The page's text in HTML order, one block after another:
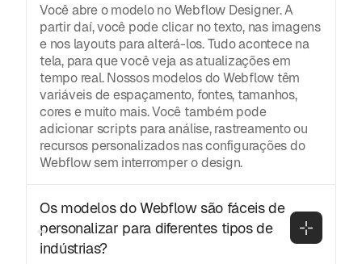
Você abre o modelo no Webflow Designer. A
partir daí, você pode clicar no texto, nas imagens
e nos layouts para alterá-los. Tudo acontece na
tela, para que você veja as atualizações em
tempo real. Nossos modelos do Webflow têm
variáveis de espaçamento, fontes, tamanhos,
cores e muito mais. Você também pode
adicionar scripts para análise, rastreamento ou
recursos personalizados nas configurações do
Webflow sem interromper o design.
Os modelos do Webflow são fáceis de
personalizar para diferentes tipos de
indústrias?